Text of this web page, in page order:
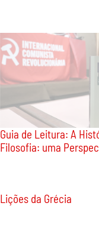
Guia de Leitura: A
Filosofia: uma